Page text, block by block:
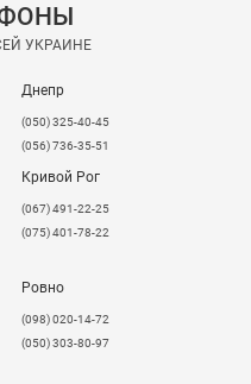
УКРАИНЕ
Днепр
(050) 325-40-45
(056) 736-35-51
Кривой Рог
(067) 491-22-25
(075) 401-78-22
Ровно
(098) 020-14-72
(050) 303-80-97